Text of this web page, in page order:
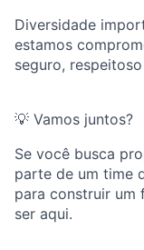
Diversidade
estamos
seguro,
💡 Vamos juntos?
Se você busca
parte de um time
para construir um
ser aqui.